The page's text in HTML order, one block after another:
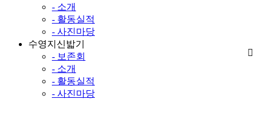
- 소개
- 활동실적
- 사진마당
수영지신밟기
- 보존회
- 소개
- 활동실적
- 사진마당